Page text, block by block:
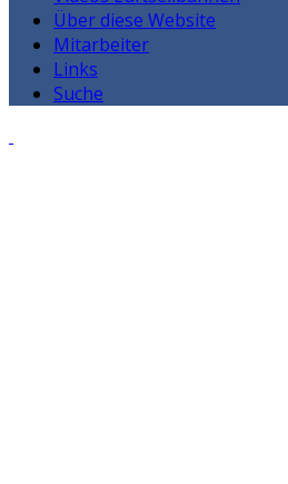
Über diese Website
Mitarbeiter
Links
Suche